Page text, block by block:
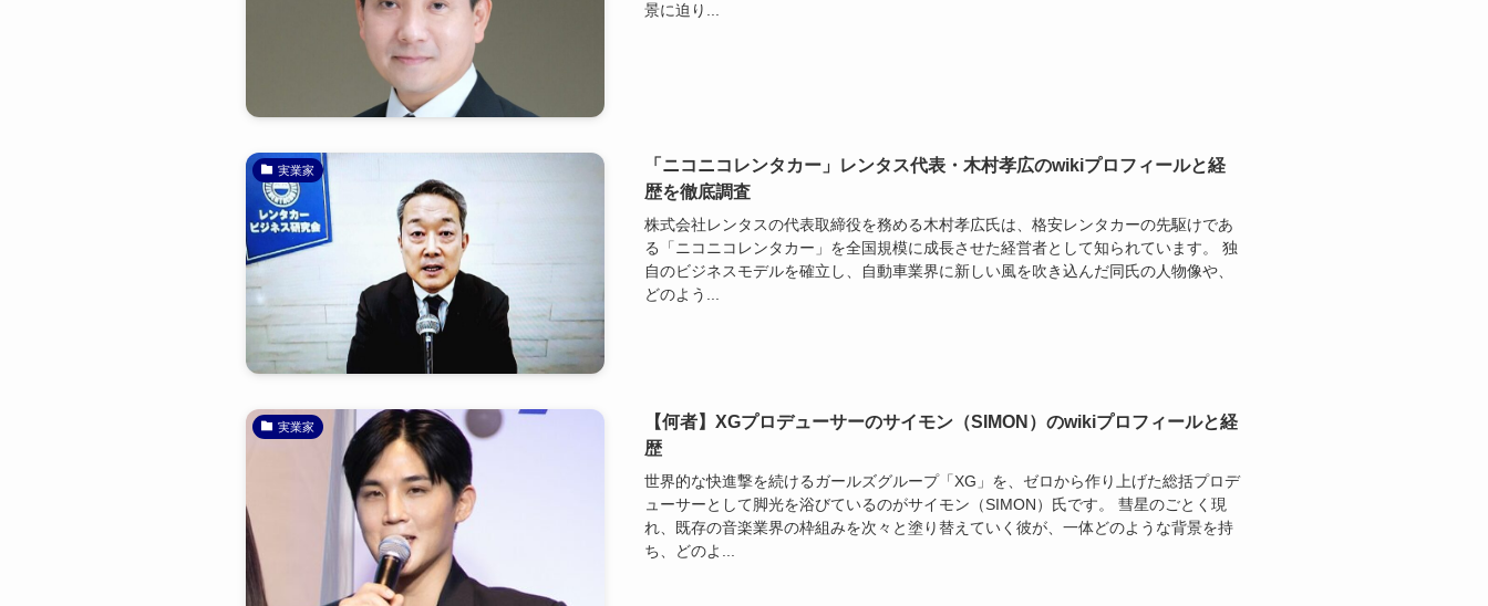
景に迫り...
実業家
「ニコニコレンタカー」レンタス代表・木村孝広のwikiプロフィールと経
歴を徹底調査
株式会社レンタスの代表取締役を務める木村孝広氏は、格安レンタカーの先駆けであ
る「ニコニコレンタカー」を全国規模に成長させた経営者として知られています。 独
自のビジネスモデルを確立し、自動車業界に新しい風を吹き込んだ同氏の人物像や、
どのよう...
実業家
【何者】XGプロデューサーのサイモン（SIMON）のwikiプロフィールと経
歴
世界的な快進撃を続けるガールズグループ「XG」を、ゼロから作り上げた総括プロデ
ューサーとして脚光を浴びているのがサイモン（SIMON）氏です。 彗星のごとく現
れ、既存の音楽業界の枠組みを次々と塗り替えていく彼が、一体どのような背景を持
ち、どのよ...